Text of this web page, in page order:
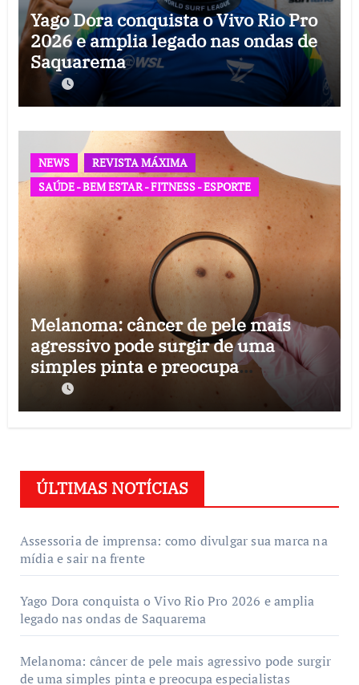
Yago Dora conquista o Vivo Rio Pro
2026 e amplia legado nas ondas de
Saquarema
NEWS
REVISTA MÁXIMA
SAÚDE - BEM ESTAR - FITNESS - ESPORTE
Melanoma: câncer de pele mais
agressivo pode surgir de uma
simples pinta e preocupa
especialistas
ÚLTIMAS NOTÍCIAS
Assessoria de imprensa: como divulgar sua marca na
mídia e sair na frente
Yago Dora conquista o Vivo Rio Pro 2026 e amplia
legado nas ondas de Saquarema
Melanoma: câncer de pele mais agressivo pode surgir
de uma simples pinta e preocupa especialistas